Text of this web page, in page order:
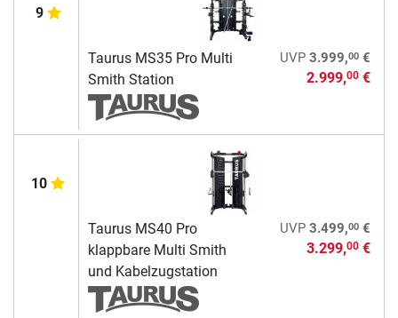
9
Taurus MS35 Pro Multi
Smith Station
UVP 3.999,00€
2.999,00€
10
Taurus MS40 Pro
klappbare Multi Smith
und Kabelzugstation
UVP 3.499,00€
3.299,00€